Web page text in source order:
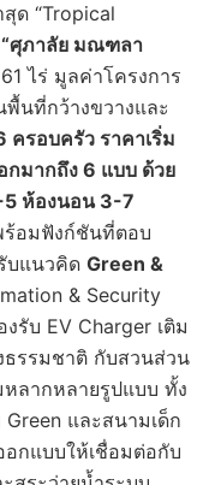
ด “Tropical
“ศุภาลัย มณฑลา
ไร่ มูลค่าโครงการ
นที่กว้างขวางและ
ครอบครัว ราคาเริ่ม
กมากถึง6 แบบ ด้วย
5 ห้องนอน 3-7
อมฟังก์ชันที่ตอบ
บแนวคิด Green &
& Security
รับ EV Charger เติม
ธรรมชาติ กับสวนส่วน
ลากหลายรูปแบบ ทั้ง
และสนามเด็ก
กแบบให้เชื่อมต่อกับ